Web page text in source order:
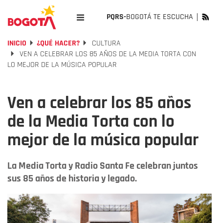
PQRS-BOGOTÁ TE ESCUCHA
INICIO ¿QUÉ HACER?
CULTURA
VEN A CELEBRAR LOS 85 AÑOS DE LA MEDIA TORTA CON
LO MEJOR DE LA MÚSICA POPULAR
Ven a celebrar los 85 años
de la Media Torta con lo
mejor de la música popular
La Media Torta y Radio Santa Fe celebran juntos
sus 85 años de historia y legado.